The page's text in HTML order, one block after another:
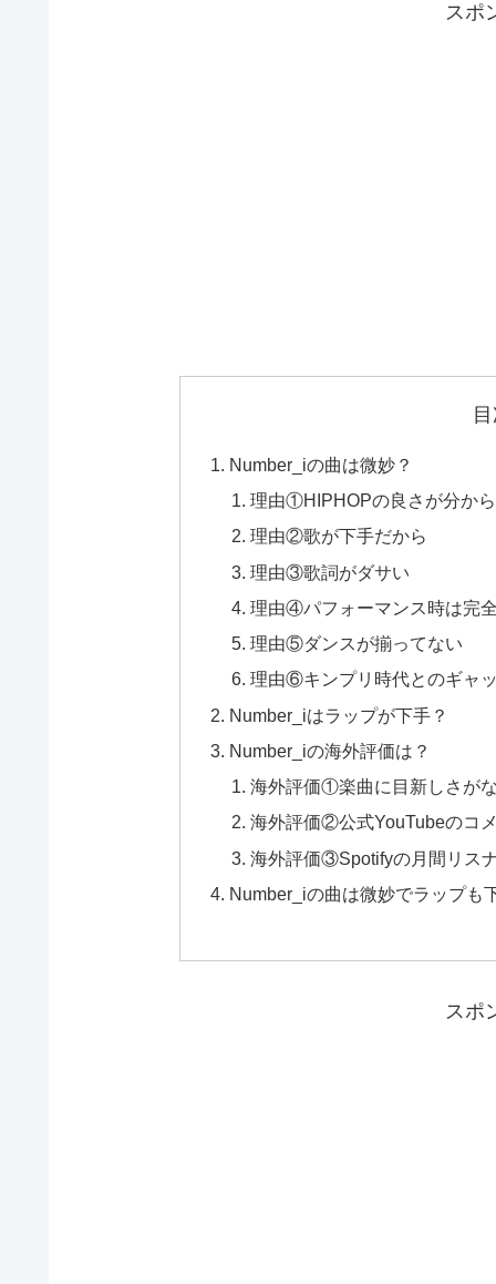
スポ
Number_iの曲は微妙？
理由①HIPHOPの良さが分か
理由②歌が下手だから
理由③歌詞がダサい
理由④パフォーマンス時は完
理由⑤ダンスが揃ってない
理由⑥キンプリ時代とのギャ
Number_iはラップが下手？
Number_iの海外評価は？
海外評価①楽曲に目新しさが
海外評価②公式YouTubeのコ
海外評価③Spotifyの月間リス
Number_iの曲は微妙でラップも
スポ